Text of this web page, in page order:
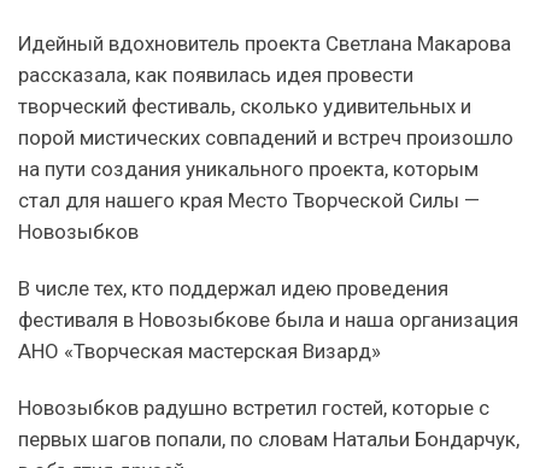
Идейный вдохновитель проекта Светлана Макарова
рассказала, как появилась идея провести
творческий фестиваль, сколько удивительных и
порой мистических совпадений и встреч произошло
на пути создания уникального проекта, которым
стал для нашего края Место Творческой Силы —
Новозыбков
В числе тех, кто поддержал идею проведения
фестиваля в Новозыбкове была и наша организация
АНО «Творческая мастерская Визард»
Новозыбков радушно встретил гостей, которые с
первых шагов попали, по словам Натальи Бондарчук,